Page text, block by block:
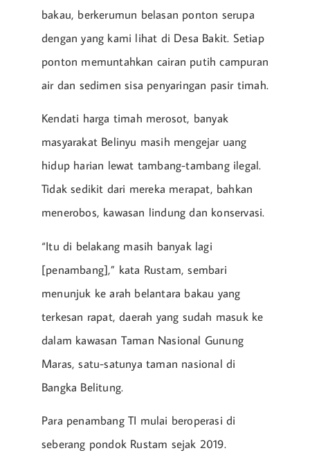
bakau, berkerumun belasan ponton serupa
dengan yang kami lihat di Desa Bakit. Setiap
ponton memuntahkan cairan putih campuran
air dan sedimen sisa penyaringan pasir timah.
Kendati harga timah merosot, banyak
masyarakat Belinyu masih mengejar uang
hidup harian lewat tambang-tambang ilegal.
Tidak sedikit dari mereka merapat, bahkan
menerobos, kawasan lindung dan konservasi.
“Itu di belakang masih banyak lagi
[penambang],” kata Rustam, sembari
menunjuk ke arah belantara bakau yang
terkesan rapat, daerah yang sudah masuk ke
dalam kawasan Taman Nasional Gunung
Maras, satu-satunya taman nasional di
Bangka Belitung.
Para penambang TI mulai beroperasi di
seberang pondok Rustam sejak 2019.